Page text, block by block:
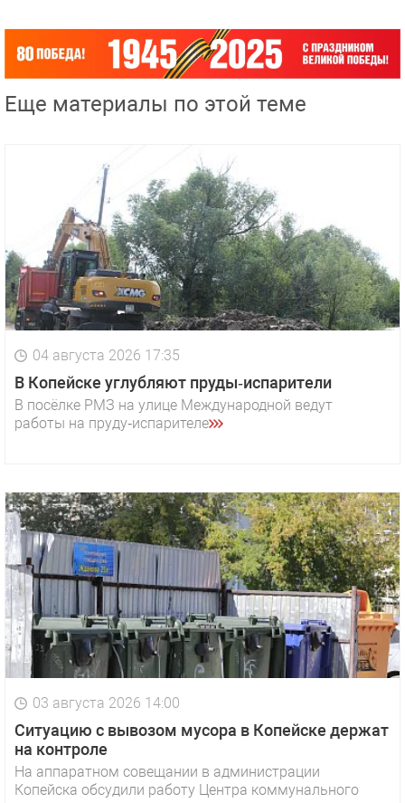
Еще материалы по этой теме
04 августа 2026 17:35
В Копейске углубляют пруды‑испарители
В посёлке РМЗ на улице Международной ведут
работы на пруду‑испарителе
03 августа 2026 14:00
Ситуацию с вывозом мусора в Копейске держат
на контроле
На аппаратном совещании в администрации
Копейска обсудили работу Центра коммунального